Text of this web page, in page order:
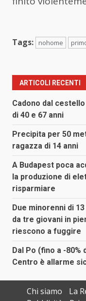
Tags: nohome
ARTICOLI RECENTI
Cadono dal
di 40 e 67 anni
Precipita per 50
ragazza di 14 anni
A Budapest poca
la produzione di
risparmiare
Due minorenni di
da tre giovani in
riescono a fuggire
Dal Po (fino a -80%
Centro è allarme
Chi siamo
La